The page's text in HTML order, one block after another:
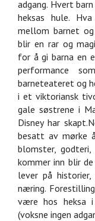
adgang. Hvert
heksas hule.
mellom barnet
blir en rar og
for å gi barna en
performance
barneteateret og
i et viktoriansk
gale søstrene i
Disney har
besatt av mørke
blomster, godteri,
kommer inn blir
lever på
næring.
være hos heksa
(voksne ingen